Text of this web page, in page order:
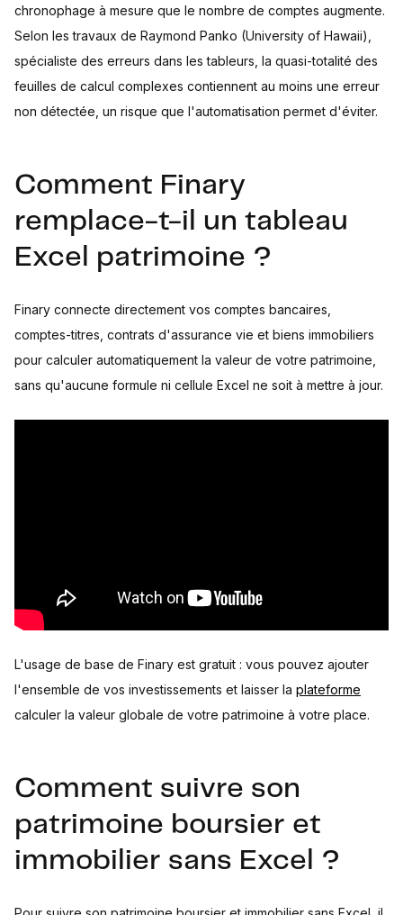
chronophage à mesure que le nombre de comptes augmente.
Selon les travaux de Raymond Panko (University of Hawaii),
spécialiste des erreurs dans les tableurs, la quasi-totalité des
feuilles de calcul complexes contiennent au moins une erreur
non détectée, un risque que l'automatisation permet d'éviter.
Comment Finary
remplace-t-il un tableau
Excel patrimoine ?
Finary connecte directement vos comptes bancaires,
comptes-titres, contrats d'assurance vie et biens immobiliers
pour calculer automatiquement la valeur de votre patrimoine,
sans qu'aucune formule ni cellule Excel ne soit à mettre à jour.
L'usage de base de Finary est gratuit : vous pouvez ajouter
l'ensemble de vos investissements et laisser la plateforme
calculer la valeur globale de votre patrimoine à votre place.
Comment suivre son
patrimoine boursier et
immobilier sans Excel ?